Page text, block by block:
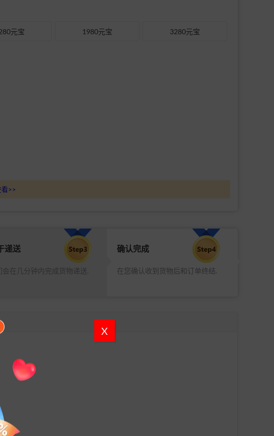
X
元宝 1980元宝 3280元宝
看>>
递送
会在几分钟内完成货物递送.
确认完成
在您确认收到货物后和订单终结.
。）